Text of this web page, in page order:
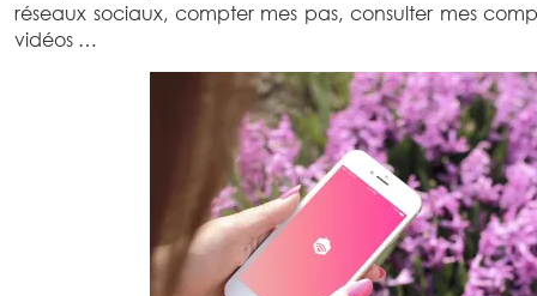
réseaux sociaux, compter mes pas, consulter mes
vidéos …